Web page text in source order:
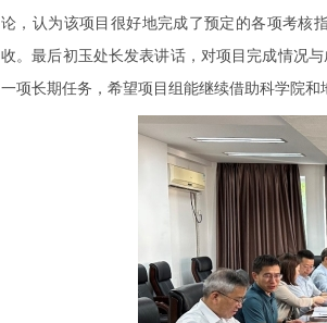
论，认为该项目很好地完成了预定的各项考核
收。最后初玉处长发表讲话，对项目完成情况
一项长期任务，希望项目组能继续借助科学院